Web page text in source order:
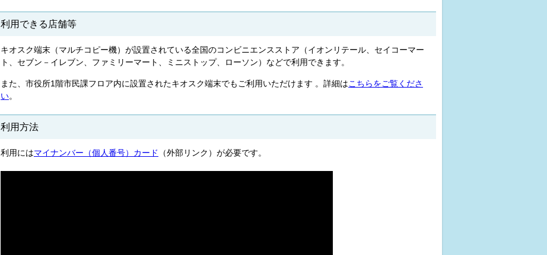
利用できる店舗等
キオスク端末（マルチコピー機）が設置されている全国のコンビニエンスストア（イオンリテール、セイコーマー
ト、セブン－イレブン、ファミリーマート、ミニストップ、ローソン）などで利用できます。
また、市役所1階市民課フロア内に設置されたキオスク端末でもご利用いただけます 。詳細はこちらをご覧くださ
い。
利用方法
利用にはマイナンバー（個人番号）カード （外部リンク）が必要です。